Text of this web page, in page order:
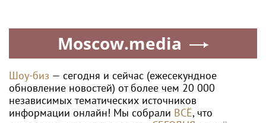
Moscow.media
Шоу-биз — сегодня и сейчас (ежесекундное
обновление новостей) от более чем 20 000
независимых тематических источников
информации онлайн! Мы собрали ВСЁ, что